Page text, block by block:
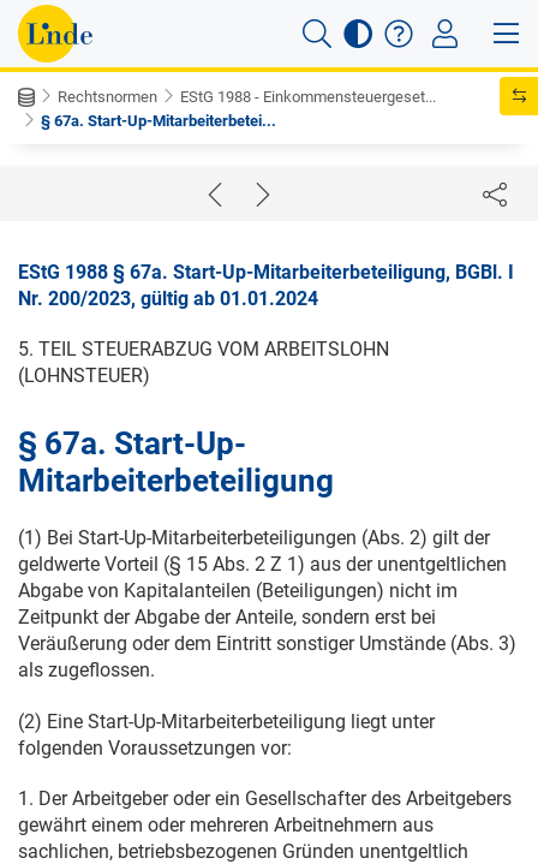
Rechtsnormen
EStG 1988 - Einkommensteuergeset...
§ 67a. Start-Up-Mitarbeiterbetei...
EStG 1988 § 67a. Start-Up-Mitarbeiterbeteiligung, BGBl. I
Nr. 200/2023, gültig ab 01.01.2024
5. TEIL STEUERABZUG VOM ARBEITSLOHN
(LOHNSTEUER)
§ 67a. Start-Up-
Mitarbeiterbeteiligung
(1) Bei Start-Up-Mitarbeiterbeteiligungen (Abs. 2) gilt der
geldwerte Vorteil (§ 15 Abs. 2 Z 1) aus der unentgeltlichen
Abgabe von Kapitalanteilen (Beteiligungen) nicht im
Zeitpunkt der Abgabe der Anteile, sondern erst bei
Veräußerung oder dem Eintritt sonstiger Umstände (Abs. 3)
als zugeflossen.
(2) Eine Start-Up-Mitarbeiterbeteiligung liegt unter
folgenden Voraussetzungen vor:
1. Der Arbeitgeber oder ein Gesellschafter des Arbeitgebers
gewährt einem oder mehreren Arbeitnehmern aus
sachlichen, betriebsbezogenen Gründen unentgeltlich